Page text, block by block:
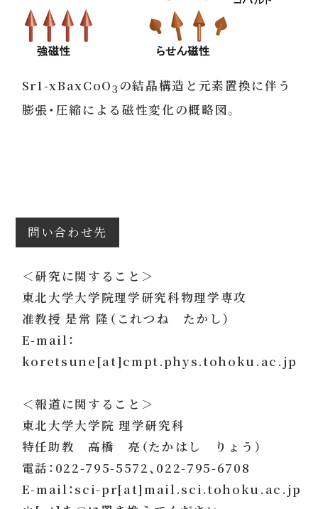
Sr1-xBaxCoO3 の結晶構造と元素置換に伴う
膨張・圧縮による磁性変化の概略図。
問い合わせ先
＜研究に関すること＞
東北大学大学院理学研究科物理学専攻
准教授 是常 隆（これつね たかし）
E-mail：
koretsune[at]cmpt.phys.tohoku.ac.jp
＜報道に関すること＞
東北大学大学院 理学研究科
特任助教 高橋 亮（たかはし りょう）
電話：022-795-5572、022-795-6708
E-mail：sci-pr[at]mail.sci.tohoku.ac.jp